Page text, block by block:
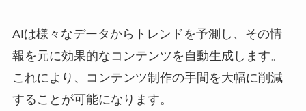
AIは様々なデータからトレンドを予測し、その情
報を元に効果的なコンテンツを自動生成します。
これにより、コンテンツ制作の手間を大幅に削減
することが可能になります。